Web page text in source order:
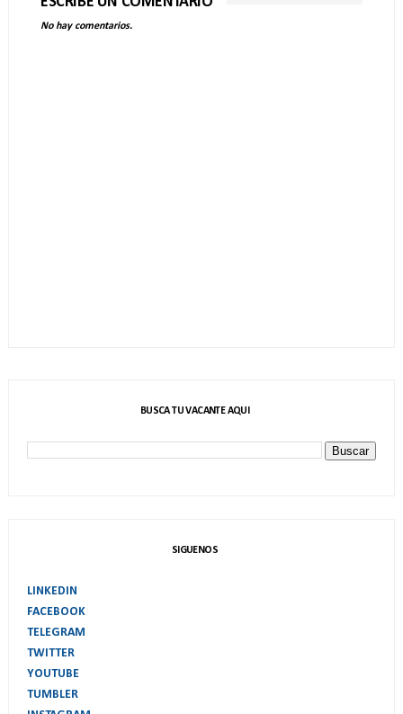
No hay comentarios.
BUSCA TU VACANTE AQUI
SIGUENOS
LINKEDIN
FACEBOOK
TELEGRAM
TWITTER
YOUTUBE
TUMBLER